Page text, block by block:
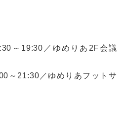
～19:30／ゆめりあ2F会議
21:30／ゆめりあフットサ